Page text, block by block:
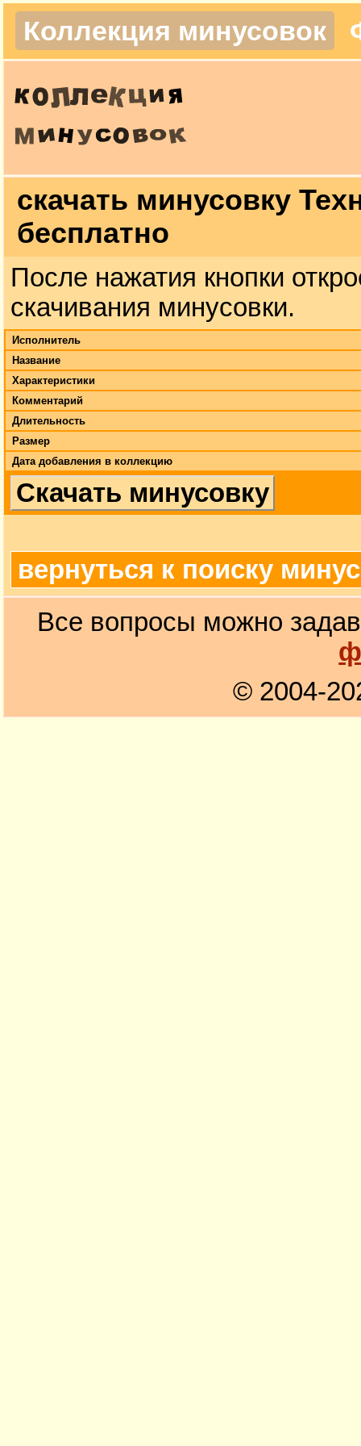
Коллекция минусовок
скачать минусовку
бесплатно
После нажатия кнопки
скачивания минусовки.
Исполнитель
Название
Характеристики
Комментарий
Длительность
Размер
Дата добавления в коллекцию
Скачать минусовку
вернуться к поиску
Все вопросы можно
© 2004-